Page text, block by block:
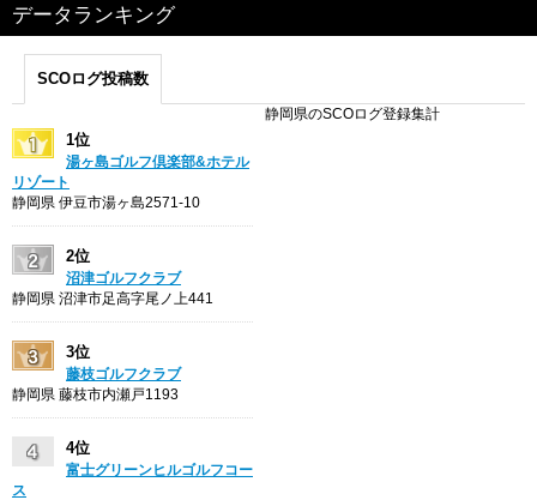
データランキング
SCOログ投稿数
静岡県のSCOログ登録集計
1位
湯ヶ島ゴルフ倶楽部&ホテル
リゾート
静岡県 伊豆市湯ヶ島2571-10
2位
沼津ゴルフクラブ
静岡県 沼津市足高字尾ノ上441
3位
藤枝ゴルフクラブ
静岡県 藤枝市内瀬戸1193
4位
富士グリーンヒルゴルフコー
ス